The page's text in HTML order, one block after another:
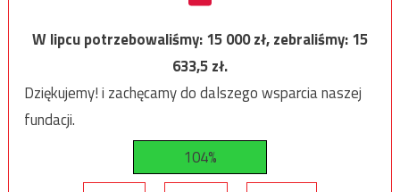
W lipcu potrzebowaliśmy:15 000zł, zebraliśmy:15
633,5zł.
Dziękujemy! i zachęcamy do dalszego wsparcia naszej
fundacji.
104%